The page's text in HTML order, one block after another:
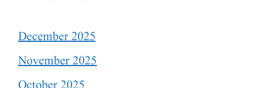
December 2025
November 2025